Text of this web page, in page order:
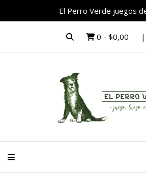
El Perro Verde juegos
0 - $0,00